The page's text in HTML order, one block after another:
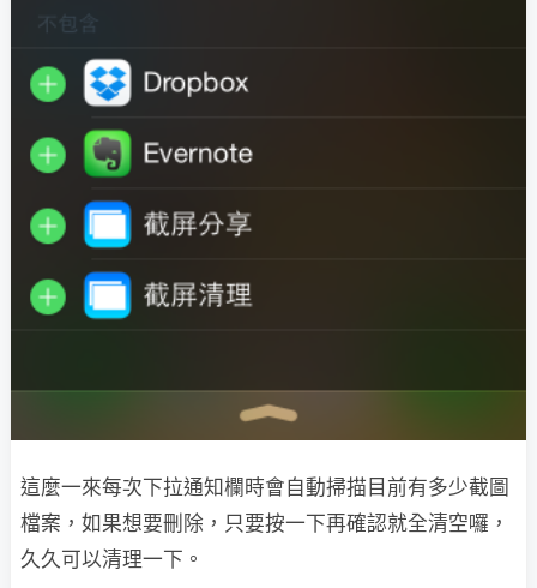
這麼一來每次下拉通知欄時會自動掃描目前有多少截圖
檔案，如果想要刪除，只要按一下再確認就全清空囉，
久久可以清理一下。